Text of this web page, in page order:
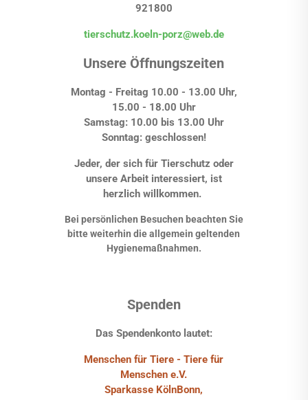
921800
tierschutz.koeln-porz@web.de
Unsere Öffnungszeiten
Montag - Freitag 10.00 - 13.00 Uhr,
15.00 - 18.00 Uhr
Samstag: 10.00 bis 13.00 Uhr
Sonntag: geschlossen!
Jeder, der sich für Tierschutz oder
unsere Arbeit interessiert, ist
herzlich willkommen.
Bei persönlichen Besuchen beachten Sie
bitte weiterhin die allgemein geltenden
Hygienemaßnahmen.
Spenden
Das Spendenkonto lautet:
Menschen für Tiere - Tiere für
Menschen e.V.
Sparkasse KölnBonn,